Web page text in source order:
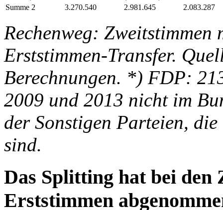
Summe 2
3.270.540 2.981.645 2.083.287
Rechenweg: Zweitstimmen
Erststimmen-Transfer.
Berechnungen. *) FDP:
2009 und 2013 nicht im
der Sonstigen Parteien,
sind.
Das Splitting hat bei den
Erststimmen